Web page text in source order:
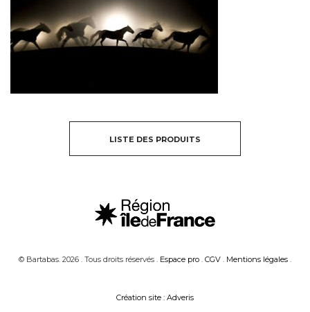
LISTE DES PRODUITS
© Bartabas. 2026 . Tous droits réservés . Espace pro . CGV . Mentions légales .
Création site : Adveris